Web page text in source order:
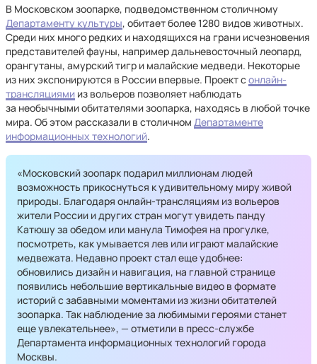
В Московском зоопарке, подведомственном столичному
Департаменту культуры, обитает более 1280 видов животных.
Среди них много редких и находящихся на грани исчезновения
представителей фауны, например дальневосточный леопард,
орангутаны, амурский тигр и малайские медведи. Некоторые
из них экспонируются в России впервые. Проект сонлайн-
трансляциями из вольеров позволяет наблюдать
за необычными обитателями зоопарка, находясь в любой точке
мира. Об этом рассказали в столичном Департаменте
информационных технологий.
«Московский зоопарк подарил миллионам людей
возможность прикоснуться к удивительному миру живой
природы. Благодаря онлайн-трансляциям из вольеров
жители России и других стран могут увидеть панду
Катюшу за обедом или манула Тимофея на прогулке,
посмотреть, как умывается лев или играют малайские
медвежата. Недавно проект стал еще удобнее:
обновились дизайн и навигация, на главной странице
появились небольшие вертикальные видео в формате
историй с забавными моментами из жизни обитателей
зоопарка. Так наблюдение за любимыми героями станет
еще увлекательнее», — отметили в пресс-службе
Департамента информационных технологий города
Москвы.